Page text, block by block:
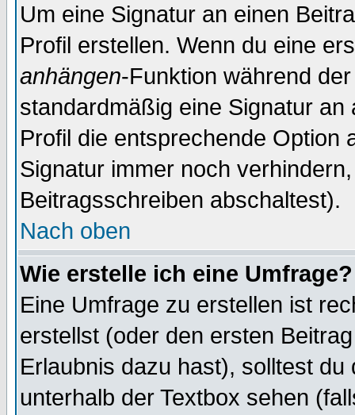
Um eine Signatur an einen
Profil erstellen. Wenn du eine
anhängen-Funktion während
standardmäßig eine Signatur
Profil die entsprechende Option
Signatur immer noch
Beitragsschreiben abschaltest).
Nach oben
Wie erstelle ich eine Umfrage?
Eine Umfrage zu erstellen ist
erstellst (oder den ersten
Erlaubnis dazu hast), solltest
unterhalb der Textbox sehen